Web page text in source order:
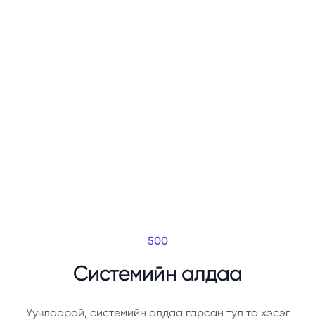
500
Системийн алдаа
Уучлаарай, системийн алдаа гарсан тул та хэсэг